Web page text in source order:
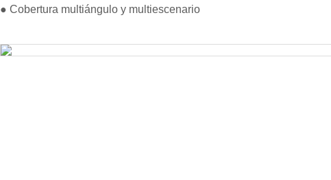
● Cobertura multiángulo y multiescenario